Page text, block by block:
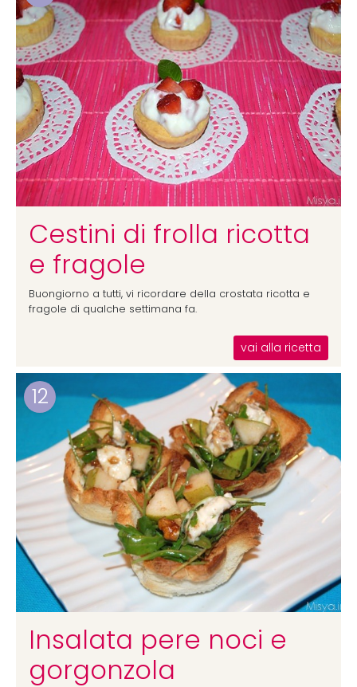
Cestini di frolla ricotta
e fragole
Buongiorno a tutti, vi ricordare della crostata ricotta e
fragole di qualche settimana fa.
vai alla ricetta
12
Insalata pere noci e
gorgonzola